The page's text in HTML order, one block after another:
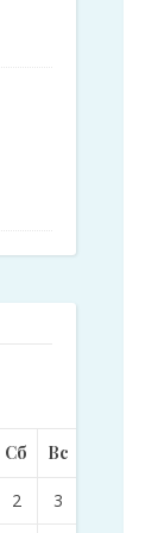
Сб Вс
2 3